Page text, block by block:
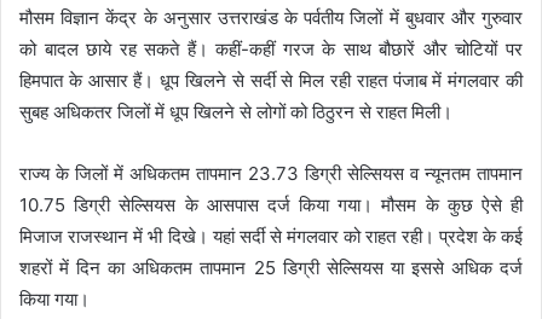
मौसम विज्ञान केंद्र के अनुसार उत्तराखंड के पर्वतीय जिलों में बुधवार और गुरुवार
को बादल छाये रह सकते हैं। कहीं-कहीं गरज के साथ बौछारें और चोटियों पर
हिमपात के आसार हैं। धूप खिलने से सर्दी से मिल रही राहत पंजाब में मंगलवार की
सुबह अधिकतर जिलों में धूप खिलने से लोगों को ठिठुरन से राहत मिली।
राज्य के जिलों में अधिकतम तापमान 23.73 डिग्री सेल्सियस व न्यूनतम तापमान
10.75 डिग्री सेल्सियस के आसपास दर्ज किया गया। मौसम के कुछ ऐसे ही
मिजाज राजस्थान में भी दिखे। यहां सर्दी से मंगलवार को राहत रही। प्रदेश के कई
शहरों में दिन का अधिकतम तापमान 25 डिग्री सेल्सियस या इससे अधिक दर्ज
किया गया।